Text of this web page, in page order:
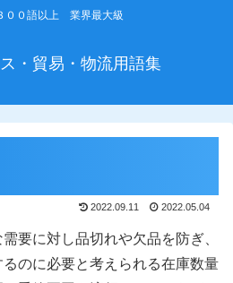
００語以上 業界最大級
・貿易・物流用語集
2022.09.11 2022.05.04
要に対し品切れや欠品を防ぎ、
のに必要と考えられる在庫数量